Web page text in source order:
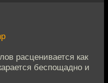
расценивается как
беспощадно и